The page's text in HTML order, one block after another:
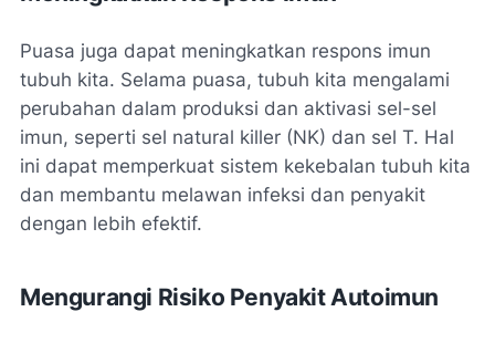
Puasa juga dapat meningkatkan respons imun
tubuh kita. Selama puasa, tubuh kita mengalami
perubahan dalam produksi dan aktivasi sel-sel
imun, seperti sel natural killer (NK) dan sel T. Hal
ini dapat memperkuat sistem kekebalan tubuh kita
dan membantu melawan infeksi dan penyakit
dengan lebih efektif.
Mengurangi Risiko Penyakit Autoimun